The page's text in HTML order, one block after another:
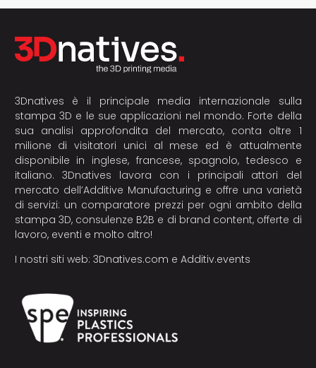
3Dnatives è il principale media internazionale sulla
stampa 3D e le sue applicazioni nel mondo. Forte della
sua analisi approfondita del mercato, conta oltre 1
milione di visitatori unici al mese ed è attualmente
disponibile in inglese, francese, spagnolo, tedesco e
italiano. 3Dnatives lavora con i principali attori del
mercato dell’Additive Manufacturing e offre una varietà
di servizi: un comparatore prezzi per ogni ambito della
stampa 3D, consulenze B2B e di brand content, offerte di
lavoro, eventi e molto altro!
I nostri siti web: 3Dnatives.com e Additiv.events